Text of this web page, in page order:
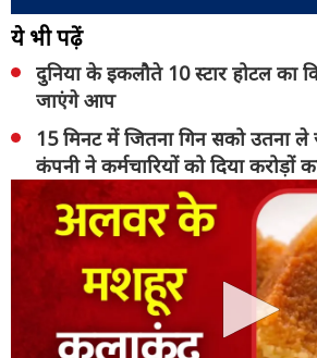
ये भी पढ़ें
दुनिया के इकलौते 10 स्टार होटल का
जाएंगे आप
15 मिनट में जितना गिन सको उतना
कंपनी ने कर्मचारियों को दिया करोड़ों